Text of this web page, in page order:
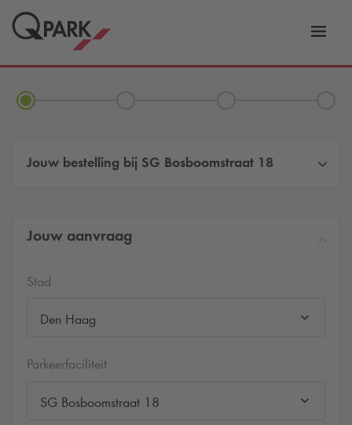
Jouw bestelling bij SG Bosboomstraat 18
Jouw aanvraag
Stad
Den Haag
Parkeerfaciliteit
SG Bosboomstraat 18